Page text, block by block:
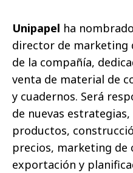
Unipapel ha
director de marketing
de la compañía,
venta de material de
y cuadernos. Será
de nuevas
productos,
precios, marketing de
exportación y